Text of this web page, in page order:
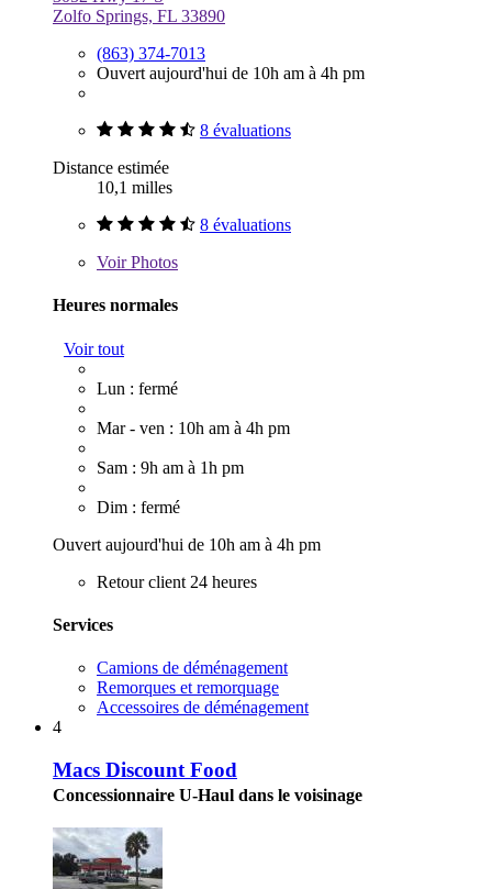
Zolfo Springs, FL 33890
(863) 374-7013
Ouvert aujourd'hui de 10h am à 4h pm
8 évaluations
Distance estimée
10,1 milles
8 évaluations
VoirPhotos
Heures normales
Voir tout
Lun : fermé
Mar - ven : 10h am à 4h pm
Sam : 9h am à 1h pm
Dim : fermé
Ouvert aujourd'hui de 10h am à 4h pm
Retour client 24 heures
Services
Camions de déménagement
Remorques et remorquage
Accessoires de déménagement
4
Macs Discount Food
Concessionnaire U-Haul dans le voisinage